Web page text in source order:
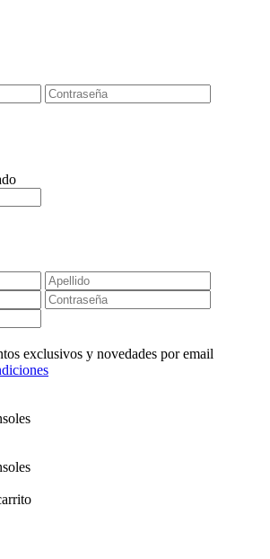
exclusivos y novedades por email